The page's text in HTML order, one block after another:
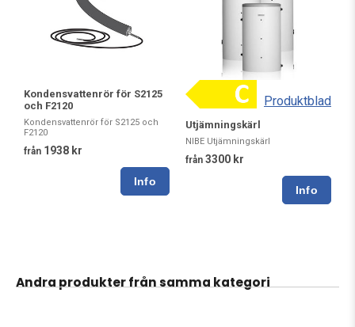
Kondensvattenrör för S2125
och F2120
Kondensvattenrör för S2125 och
F2120
från 1938 kr
Produktblad
Utjämningskärl
NIBE Utjämningskärl
från 3300 kr
Andra produkter från samma kategori